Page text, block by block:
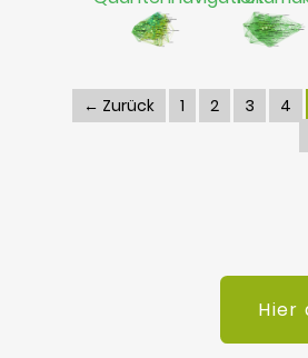
← Zurück 1 2 3 4
Hier